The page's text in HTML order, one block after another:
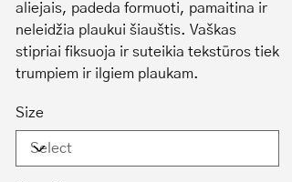
aliejais, padeda formuoti, pamaitina ir
neleidžia plaukui šiauštis. Vaškas
stipriai fiksuoja ir suteikia tekstūros tiek
trumpiem ir ilgiem plaukam.
Size